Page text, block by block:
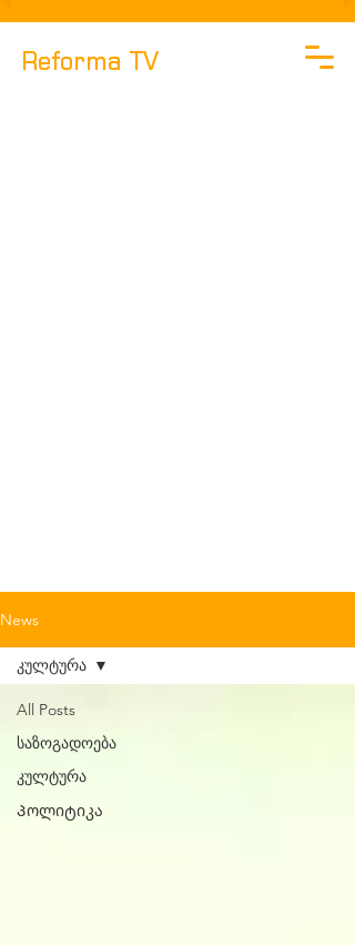
Reforma TV
News
All Posts
საზოგადოება
კულტურა
Პოლიტიკა
კულტურა